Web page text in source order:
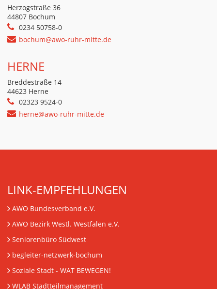
Herzogstraße 36
44807 Bochum
0234 50758-0
bochum@awo-ruhr-mitte.de
HERNE
Breddestraße 14
44623 Herne
02323 9524-0
herne@awo-ruhr-mitte.de
LINK-EMPFEHLUNGEN
AWO Bundesverband e.V.
AWO Bezirk Westl. Westfalen e.V.
Seniorenbüro Südwest
begleiter-netzwerk-bochum
Soziale Stadt - WAT BEWEGEN!
WLAB Stadtteilmanagement